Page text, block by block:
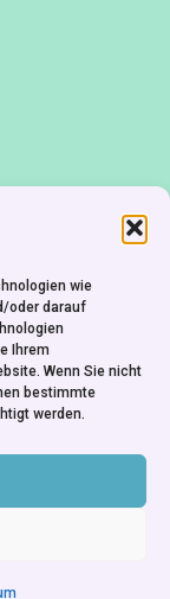
wie
oder darauf
Ihrem
Wenn Sie nicht
bestimmte
werden.
einen Weg
erscheint.
eigenen
und 3D-